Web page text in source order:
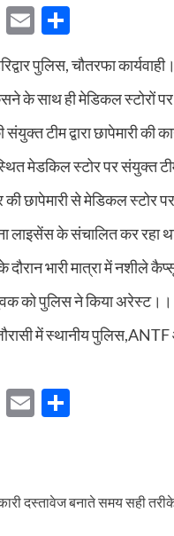
Telegram
Email
पुलिस, चौतरफा
के साथ ही मेडिकल स्टोरों पर
टीम द्वारा छापेमारी की
मेडकिल स्टोर पर संयुक्त
छापेमारी से मेडिकल स्टोर
लाइसेंस के संचालित कर रहा
दौरान भारी मात्रा में नशीले
को पुलिस ने किया अरेस्ट।।
में स्थानीय
Telegram
Email
दस्तावेज बनाते समय सही